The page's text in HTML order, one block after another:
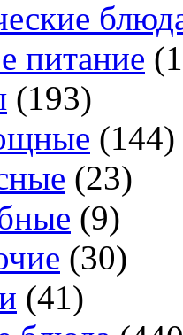
питание
(193)
(144)
(23)
(9)
(30)
(41)